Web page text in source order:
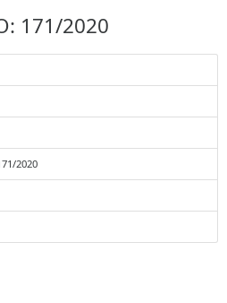
171/2020
2020